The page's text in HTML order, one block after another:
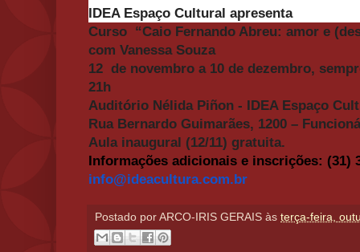
IDEA Espaço Cultural apresenta
Curso “Caio Fernando Abreu: amor e
com Vanessa Souza
12 de novembro a 10 de dezembro,
21h
Auditório Nélida Piñon - IDEA Espaço
Rua Bernardo Guimarães, 1200 –
Aula inaugural (12/11) gratuita.
Informações adicionais e inscrições: (31)
info@ideacultura.com.br
Postado por ARCO-IRIS GERAIS às terça-feira,